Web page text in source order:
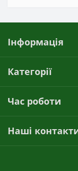
Інформація
Категорії
Час роботи
Наші